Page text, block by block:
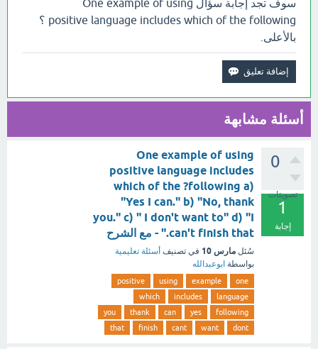
سوف تجد إجابة سؤال One example of using
positive language includes which of the following ؟
بالأعلى.
أسئلة مشابهة
0
تصويتات
1
إجابة
One example of using
positive language includes
which of the ?following a)
"Yes I can." b) "No, thank
you." c) " I don't want to" d) "I
can't finish that." - مع الشرح
سُئل مارس 10 في تصنيف أسئلة تعليمية
بواسطة ابوعبدالله
one
example
using
positive
language
includes
which
following
yes
can
thank
you
dont
want
cant
finish
that